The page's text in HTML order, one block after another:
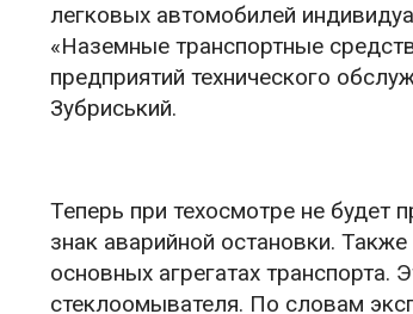
легковых автомобилей
«Наземные транспортные
предприятий технического
Зубриський.
Теперь при техосмотре не будет
знак аварийной остановки.
основных агрегатах
стеклоомывателя. По словам